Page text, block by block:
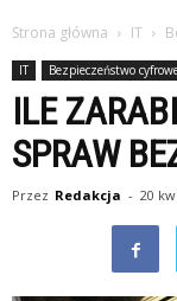
Strona główna IT
IT Bezpieczeństwo
ILE
SPRAW
Przez Redakcja - 20